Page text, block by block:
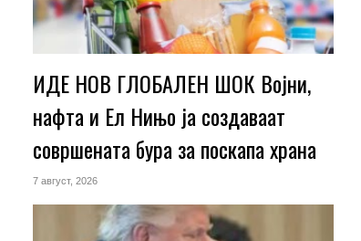
ИДЕ НОВ ГЛОБАЛЕН ШОК Војни,
нафта и Ел Нињо ја создаваат
совршената бура за поскапа храна
7 август, 2026